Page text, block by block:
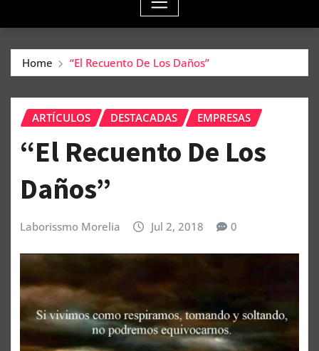
Home “El Recuento De Los Daños”
ARTÍCULOS DESTACADAS EMPRESAS
“El Recuento De Los
Daños”
Laborissmo Morelia Jul 2, 2018 0